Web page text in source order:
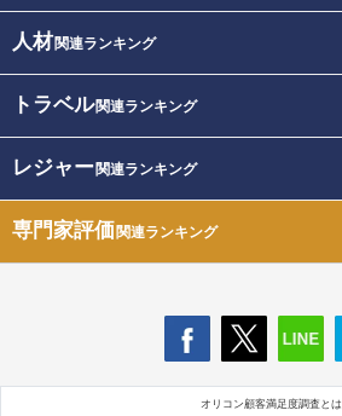
人材関連ランキング
トラベル関連ランキング
レジャー関連ランキング
専門家評価関連ランキング
オリコン顧客満足度調査とは